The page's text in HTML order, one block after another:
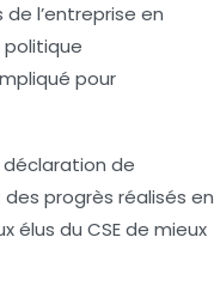
l’entreprise en
politique
pour
déclaration de
progrès réalisés en
élus du CSE de mieux